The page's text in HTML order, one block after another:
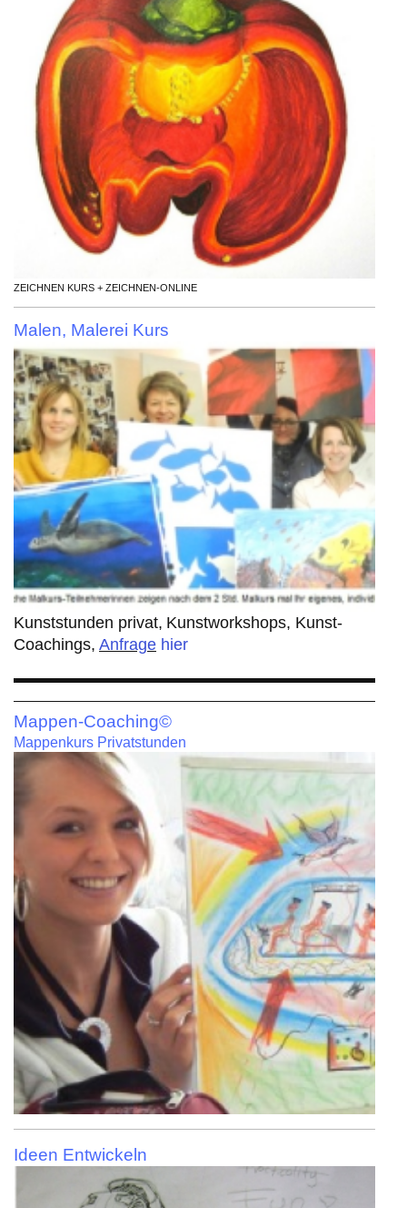
ZEICHNEN KURS + ZEICHNEN-ONLINE
Malen, Malerei Kurs
Kunststunden privat, Kunstworkshops, Kunst-
Coachings, Anfrage hier
Mappen-Coaching©
Mappenkurs Privatstunden
Ideen Entwickeln